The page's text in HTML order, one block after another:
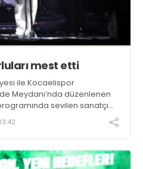
mest etti
ile Kocaelispor
Meydanı’nda düzenlenen
sevilen sanatçı
inletti.